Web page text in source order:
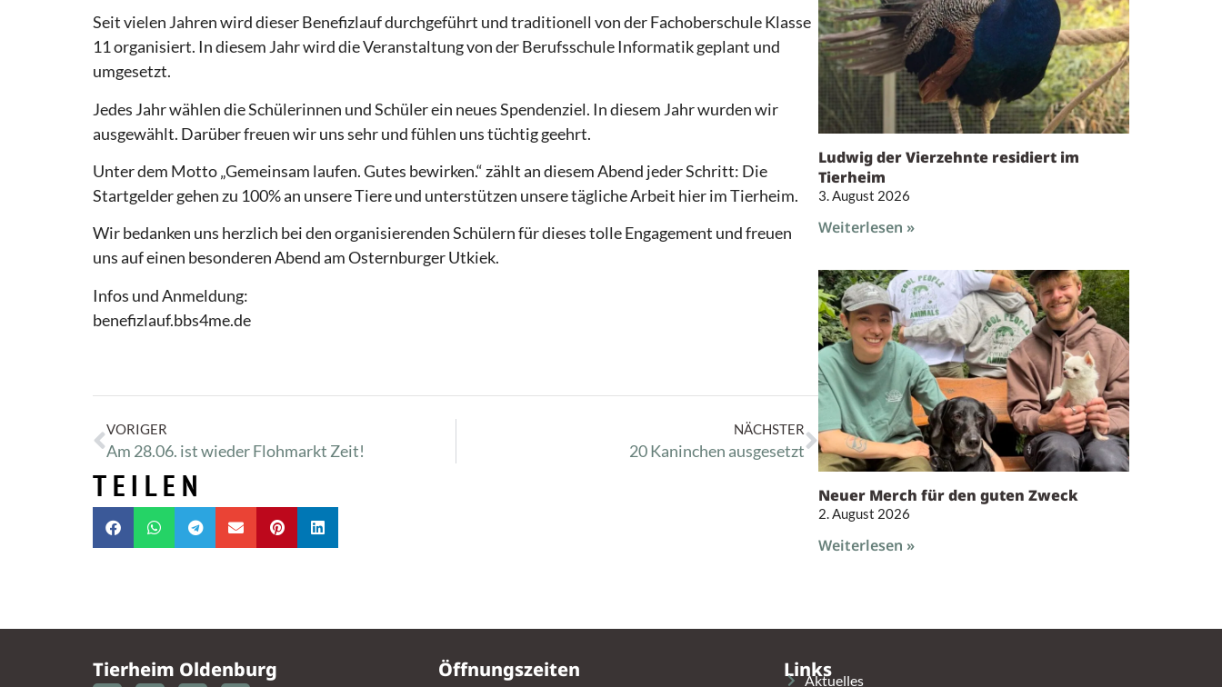
Seit vielen Jahren wird dieser Benefizlauf durchgeführt und traditionell von der Fachoberschule Klasse
11 organisiert. In diesem Jahr wird die Veranstaltung von der Berufsschule Informatik geplant und
umgesetzt.
Jedes Jahr wählen die Schülerinnen und Schüler ein neues Spendenziel. In diesem Jahr wurden wir
ausgewählt. Darüber freuen wir uns sehr und fühlen uns tüchtig geehrt.
Unter dem Motto „Gemeinsam laufen. Gutes bewirken.“ zählt an diesem Abend jeder Schritt: Die
Startgelder gehen zu 100% an unsere Tiere und unterstützen unsere tägliche Arbeit hier im Tierheim.
Wir bedanken uns herzlich bei den organisierenden Schülern für dieses tolle Engagement und freuen
uns auf einen besonderen Abend am Osternburger Utkiek.
Infos und Anmeldung:
benefizlauf.bbs4me.de
VORIGER
Am 28.06. ist wieder Flohmarkt Zeit!
NÄCHSTER
20 Kaninchen ausgesetzt
TEILEN
Ludwig der Vierzehnte residiert im
Tierheim
3. August 2026
Weiterlesen »
Neuer Merch für den guten Zweck
2. August 2026
Weiterlesen »
Tierheim Oldenburg Öffnungszeiten Links
Aktuelles